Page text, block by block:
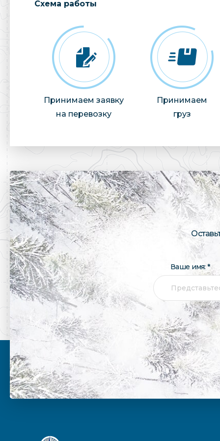
Cхема работы
Принимаем заявку
на перевозку
Принимаем
груз
Ваше имя: *